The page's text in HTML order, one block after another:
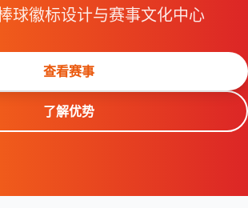
球徽标设计与赛事文化中心
查看赛事
了解优势